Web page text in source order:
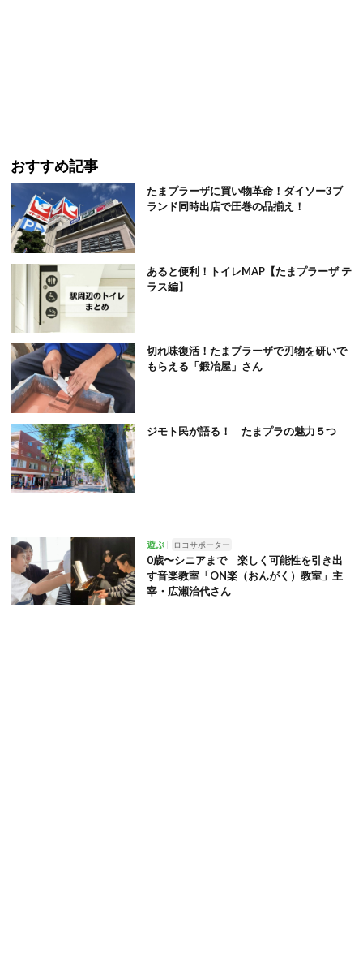
おすすめ記事
たまプラーザに買い物革命！ダイソー3ブ
ランド同時出店で圧巻の品揃え！
あると便利！トイレMAP【たまプラーザ テ
ラス編】
切れ味復活！たまプラーザで刃物を研いで
もらえる「鍛冶屋」さん
ジモト民が語る！ たまプラの魅力５つ
遊ぶ ロコサポーター
0歳〜シニアまで 楽しく可能性を引き出
す音楽教室「ON楽（おんがく）教室」主
宰・広瀬治代さん